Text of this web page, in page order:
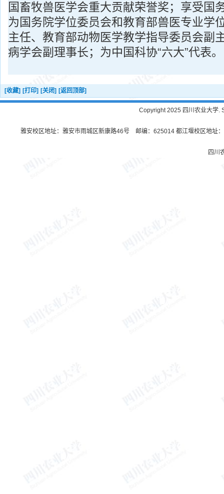
国畜牧兽医学会重大贡献荣誉奖；享受国
为国务院学位委员会和教育部兽医专业学
主任、教育部动物医学教学指导委员会副
病学会副理事长；为中国科协“六大”代表。
[收藏] [打印] [关闭] [返回顶部]
Copyright 2025 四川农业大学.
雅安校区地址：雅安市雨城区新康路46号 邮编：625014 都江堰校区地址
四川